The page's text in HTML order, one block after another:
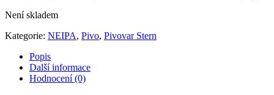
Není skladem
Kategorie: NEIPA, Pivo, Pivovar Stern
Popis
Další informace
Hodnocení (0)